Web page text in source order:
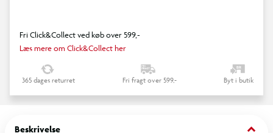
Fri Click&Collect ved køb over 599,-
Læs mere om Click&Collect her
365 dages returret Fri fragt over 599,- Byt i butik
Beskrivelse keyboard_arrow_down